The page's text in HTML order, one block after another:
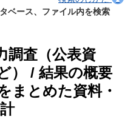
ベース、ファイル内を検索
調査（公表資
） / 結果の概要
まとめた資料・